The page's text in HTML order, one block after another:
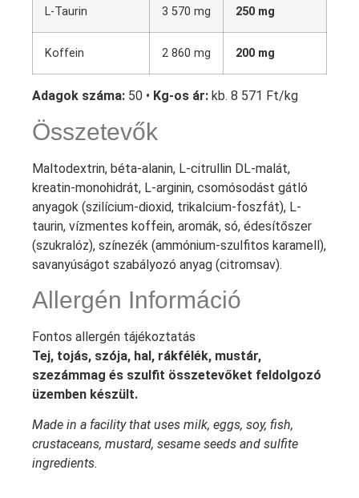
L-Taurin 3 570 mg 250 mg
Koffein 2 860 mg 200 mg
Adagok száma: 50 • Kg-os ár: kb. 8 571 Ft/kg
Összetevők
Maltodextrin, béta-alanin, L-citrullin DL-malát,
kreatin-monohidrát, L-arginin, csomósodást gátló
anyagok (szilícium-dioxid, trikalcium-foszfát), L-
taurin, vízmentes koffein, aromák, só, édesítőszer
(szukralóz), színezék (ammónium-szulfitos karamell),
savanyúságot szabályozó anyag (citromsav).
Allergén Információ
Fontos allergén tájékoztatás
Tej, tojás, szója, hal, rákfélék, mustár,
szezámmag és szulfit összetevőket feldolgozó
üzemben készült.
Made in a facility that uses milk, eggs, soy, fish,
crustaceans, mustard, sesame seeds and sulfite
ingredients.